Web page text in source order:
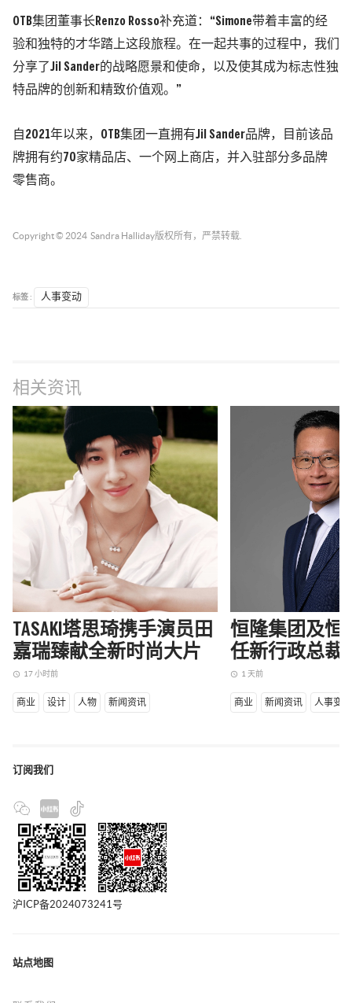
OTB集团董事长Renzo Rosso补充道：“Simone带着丰富的经
验和独特的才华踏上这段旅程。在一起共事的过程中，我们
分享了Jil Sander的战略愿景和使命，以及使其成为标志性独
特品牌的创新和精致价值观。”
自2021年以来，OTB集团一直拥有Jil Sander品牌，目前该品
牌拥有约70家精品店、一个网上商店，并入驻部分多品牌
零售商。
Copyright © 2024 Sandra Halliday版权所有，严禁转载.
标签 : 人事变动
相关资讯
TASAKI塔思琦携手演员田
嘉瑞臻献全新时尚大片
access_time 17 小时前
商业 设计 人物 新闻资讯
恒隆集团及恒
任新行政总裁
access_time 1 天前
商业 新闻资讯 人事变动
订阅我们
沪ICP备2024073241号
站点地图